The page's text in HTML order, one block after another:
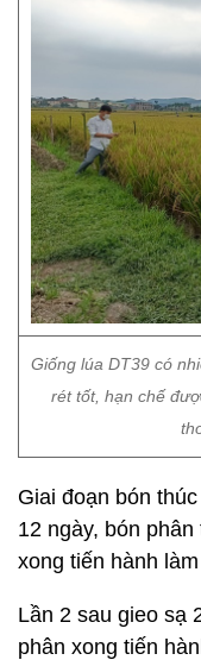
Giống lúa DT39 có
rét tốt, hạn chế
Giai đoạn bón
12 ngày, bón
xong tiến hành
Lần 2 sau gieo sạ
phân xong tiến